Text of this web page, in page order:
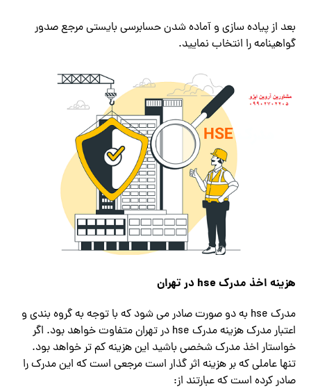
بعد از پیاده سازی و آماده شدن حسابرسی بایستی مرجع صدور
گواهینامه را انتخاب نمایید.
هزینه اخذ مدرکhse در تهران
مدرک hse به دو صورت صادر می شود که با توجه به گروه بندی و
اعتبار مدرک هزینه مدرک hse در تهران متفاوت خواهد بود. اگر
خواستار اخذ مدرک شخصی باشید این هزینه کم تر خواهد بود.
تنها عاملی که بر هزینه اثر گذار است مرجعی است که این مدرک را
صادر کرده است که عبارتند از: